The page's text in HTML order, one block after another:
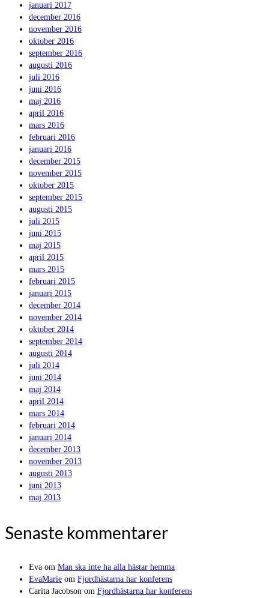
januari 2017
december 2016
november 2016
oktober 2016
september 2016
augusti 2016
juli 2016
juni 2016
maj 2016
april 2016
mars 2016
februari 2016
januari 2016
december 2015
november 2015
oktober 2015
september 2015
augusti 2015
juli 2015
juni 2015
maj 2015
april 2015
mars 2015
februari 2015
januari 2015
december 2014
november 2014
oktober 2014
september 2014
augusti 2014
juli 2014
juni 2014
maj 2014
april 2014
mars 2014
februari 2014
januari 2014
december 2013
november 2013
augusti 2013
juni 2013
maj 2013
Senaste kommentarer
Eva om Man ska inte ha alla hästar hemma
EvaMarie om Fjordhästarna har konferens
Carita Jacobson om Fjordhästarna har konferens